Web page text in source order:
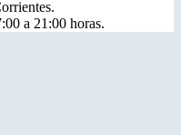
a 21:00 horas.